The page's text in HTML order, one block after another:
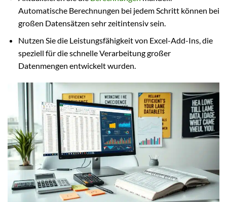
Automatische Berechnungen bei jedem Schritt können bei
großen Datensätzen sehr zeitintensiv sein.
Nutzen Sie die Leistungsfähigkeit von Excel-Add-Ins, die
speziell für die schnelle Verarbeitung großer
Datenmengen entwickelt wurden.